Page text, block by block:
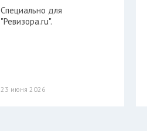
Специально для
"Ревизора.ru".
23 июня 2026